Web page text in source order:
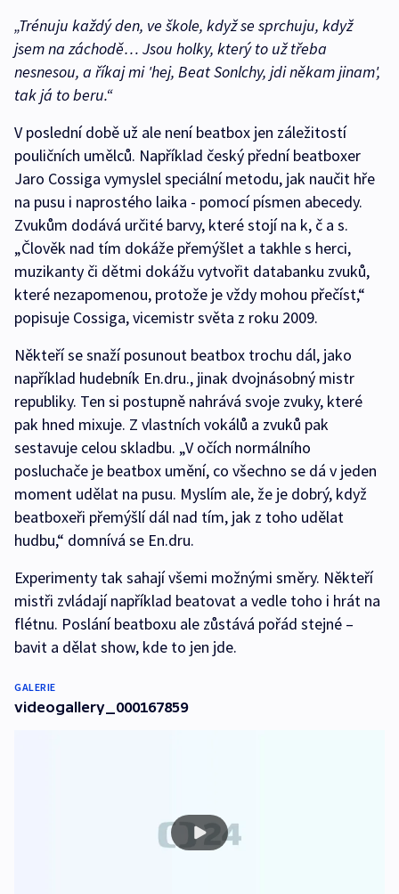
„Trénuju každý den, ve škole, když se sprchuju, když
jsem na záchodě… Jsou holky, který to už třeba
nesnesou, a říkaj mi 'hej, Beat Sonlchy, jdi někam jinam',
tak já to beru.“
V poslední době už ale není beatbox jen záležitostí
pouličních umělců. Například český přední beatboxer
Jaro Cossiga vymyslel speciální metodu, jak naučit hře
na pusu i naprostého laika - pomocí písmen abecedy.
Zvukům dodává určité barvy, které stojí na k, č a s.
„Člověk nad tím dokáže přemýšlet a takhle s herci,
muzikanty či dětmi dokážu vytvořit databanku zvuků,
které nezapomenou, protože je vždy mohou přečíst,“
popisuje Cossiga, vicemistr světa z roku 2009.
Někteří se snaží posunout beatbox trochu dál, jako
například hudebník En.dru., jinak dvojnásobný mistr
republiky. Ten si postupně nahrává svoje zvuky, které
pak hned mixuje. Z vlastních vokálů a zvuků pak
sestavuje celou skladbu. „V očích normálního
posluchače je beatbox umění, co všechno se dá v jeden
moment udělat na pusu. Myslím ale, že je dobrý, když
beatboxeři přemýšlí dál nad tím, jak z toho udělat
hudbu,“ domnívá se En.dru.
Experimenty tak sahají všemi možnými směry. Někteří
mistři zvládají například beatovat a vedle toho i hrát na
flétnu. Poslání beatboxu ale zůstává pořád stejné –
bavit a dělat show, kde to jen jde.
GALERIE
videogallery_000167859